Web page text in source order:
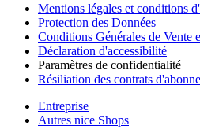
Mentions légales et conditions
Protection des Données
Conditions Générales de Vente
Déclaration d'accessibilité
Paramètres de confidentialité
Résiliation des contrats
Entreprise
Autres nice Shops